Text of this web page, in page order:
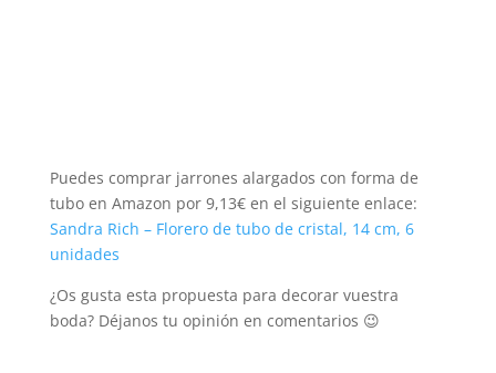
Puedes comprar jarrones alargados con forma de
tubo en Amazon por 9,13€ en el siguiente enlace:
Sandra Rich – Florero de tubo de cristal, 14 cm, 6
unidades
¿Os gusta esta propuesta para decorar vuestra
boda? Déjanos tu opinión en comentarios 😉